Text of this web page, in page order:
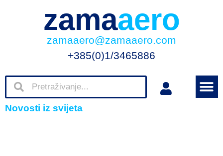
zamaaero
zamaaero@zamaaero.com
+385(0)1/3465886
Novosti iz svijeta